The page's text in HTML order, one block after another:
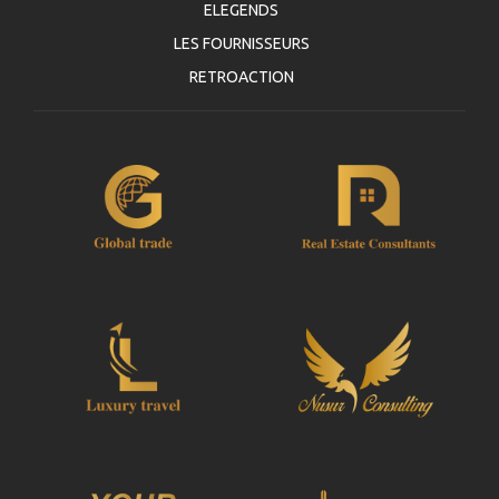
ELEGENDS
LES FOURNISSEURS
RETROACTION